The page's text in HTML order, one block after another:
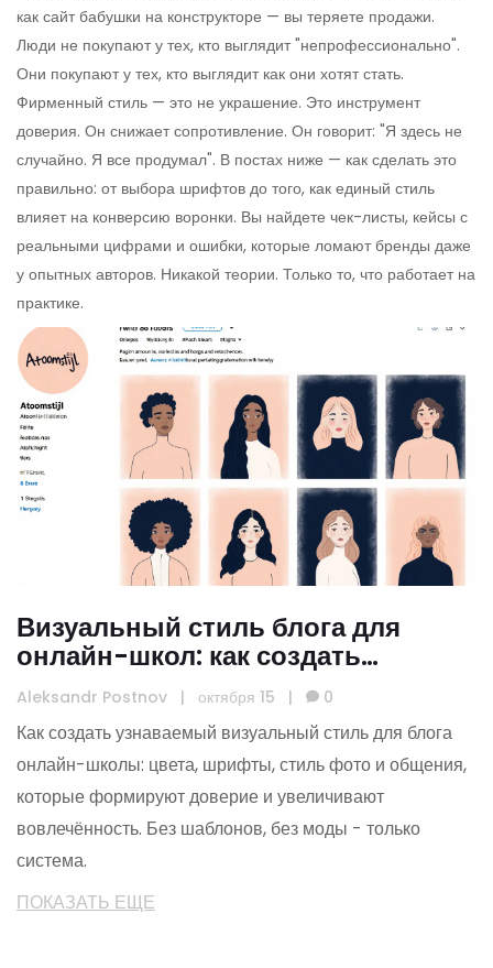
как сайт бабушки на конструкторе — вы теряете продажи.
Люди не покупают у тех, кто выглядит "непрофессионально".
Они покупают у тех, кто выглядит как они хотят стать.
Фирменный стиль — это не украшение. Это инструмент
доверия. Он снижает сопротивление. Он говорит: "Я здесь не
случайно. Я все продумал". В постах ниже — как сделать это
правильно: от выбора шрифтов до того, как единый стиль
влияет на конверсию воронки. Вы найдете чек-листы, кейсы с
реальными цифрами и ошибки, которые ломают бренды даже
у опытных авторов. Никакой теории. Только то, что работает на
практике.
Визуальный стиль блога для
онлайн-школ: как создать
узнаваемый и запоминающийся
бренд
Aleksandr Postnov | октября 15 | 0
Как создать узнаваемый визуальный стиль для блога
онлайн-школы: цвета, шрифты, стиль фото и общения,
которые формируют доверие и увеличивают
вовлечённость. Без шаблонов, без моды - только
система.
ПОКАЗАТЬ ЕЩЕ